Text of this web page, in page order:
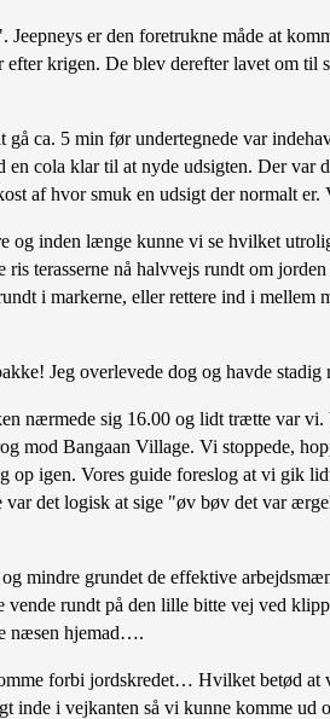
er den foretrukne måde at
krigen. De blev derefter lavet om
ca. 5 min før undertegnede var
cola klar til at nyde udsigten. Der var
af hvor smuk en udsigt der normalt
inden længe kunne vi se hvilket
terasserne nå halvvejs rundt om
i markerne, eller rettere ind i mellem
Jeg overlevede dog og havde
nærmede sig 16.00 og lidt trætte var vi.
mod Bangaan Village. Vi stoppede,
igen. Vores guide foreslog at vi gik
det logisk at sige "øv bøv det var
grundet de effektive
rundt på den lille bitte vej ved
næsen hjemad….
forbi jordskredet… Hvilket betød
inde i vejkanten så vi kunne komme ud